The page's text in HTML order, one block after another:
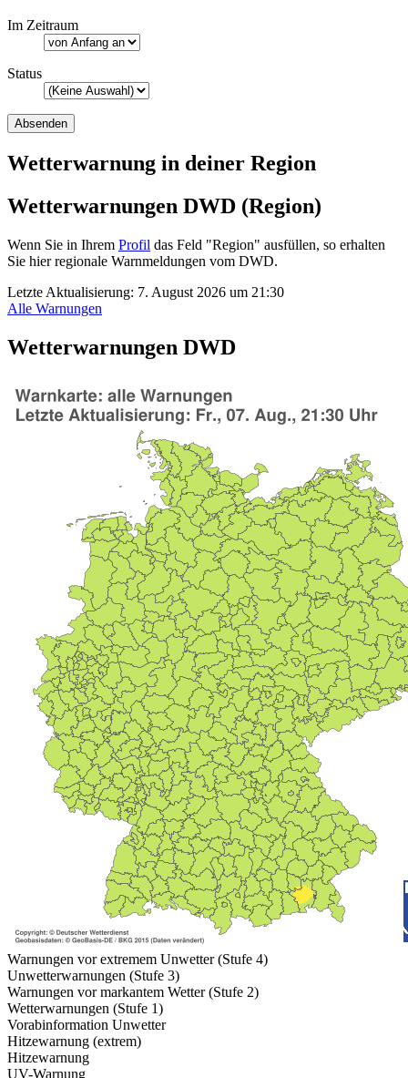
Im Zeitraum
Status
Wetterwarnung in deiner Region
Wetterwarnungen DWD (Region)
Wenn Sie in Ihrem Profil das Feld "Region" ausfüllen, so erhalten
Sie hier regionale Warnmeldungen vom DWD.
Letzte Aktualisierung: 7. August 2026 um 21:30
Alle Warnungen
Wetterwarnungen DWD
Warnungen vor extremem Unwetter (Stufe 4)
Unwetterwarnungen (Stufe 3)
Warnungen vor markantem Wetter (Stufe 2)
Wetterwarnungen (Stufe 1)
Vorabinformation Unwetter
Hitzewarnung (extrem)
Hitzewarnung
UV-Warnung